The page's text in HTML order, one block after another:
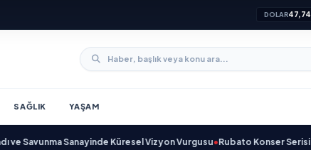
DOLAR47,74
SAĞLIK YAŞAM
Sanayinde Küresel Vizyon Vurgusu•Rubato Konser Serisi